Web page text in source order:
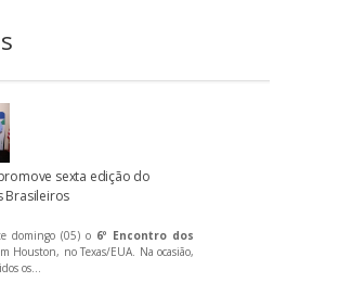
sexta edição do
Brasileiros
domingo (05) o 6º Encontro dos
Houston, no Texas/EUA. Na ocasião,
os...